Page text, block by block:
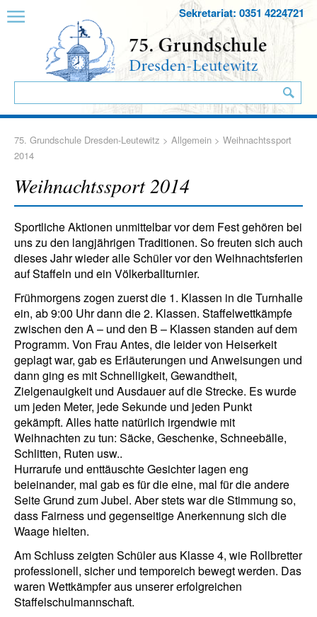
Sekretariat: 0351 4224721
75. Grundschule Dresden-Leutewitz > Allgemein > Weihnachtssport
2014
Weihnachtssport 2014
Sportliche Aktionen unmittelbar vor dem Fest gehören bei
uns zu den langjährigen Traditionen. So freuten sich auch
dieses Jahr wieder alle Schüler vor den Weihnachtsferien
auf Staffeln und ein Völkerballturnier.
Frühmorgens zogen zuerst die 1. Klassen in die Turnhalle
ein, ab 9:00 Uhr dann die 2. Klassen. Staffelwettkämpfe
zwischen den A – und den B – Klassen standen auf dem
Programm. Von Frau Antes, die leider von Heiserkeit
geplagt war, gab es Erläuterungen und Anweisungen und
dann ging es mit Schnelligkeit, Gewandtheit,
Zielgenauigkeit und Ausdauer auf die Strecke. Es wurde
um jeden Meter, jede Sekunde und jeden Punkt
gekämpft. Alles hatte natürlich irgendwie mit
Weihnachten zu tun: Säcke, Geschenke, Schneebälle,
Schlitten, Ruten usw..
Hurrarufe und enttäuschte Gesichter lagen eng
beieinander, mal gab es für die eine, mal für die andere
Seite Grund zum Jubel. Aber stets war die Stimmung so,
dass Fairness und gegenseitige Anerkennung sich die
Waage hielten.
Am Schluss zeigten Schüler aus Klasse 4, wie Rollbretter
professionell, sicher und temporeich bewegt werden. Das
waren Wettkämpfer aus unserer erfolgreichen
Staffelschulmannschaft.